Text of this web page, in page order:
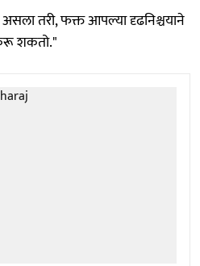
असला तरी, फक्त आपल्या दृढनिश्चयाने
शकतो."